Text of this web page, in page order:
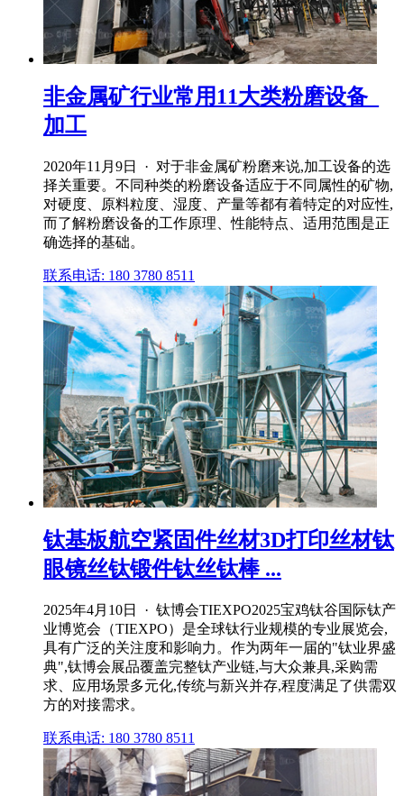
非金属矿行业常用11大类粉磨设备_
加工
2020年11月9日 · 对于非金属矿粉磨来说,加工设备的选
择关重要。不同种类的粉磨设备适应于不同属性的矿物,
对硬度、原料粒度、湿度、产量等都有着特定的对应性,
而了解粉磨设备的工作原理、性能特点、适用范围是正
确选择的基础。
联系电话: 180 3780 8511
钛基板航空紧固件丝材3D打印丝材钛
眼镜丝钛锻件钛丝钛棒 ...
2025年4月10日 · 钛博会TIEXPO2025宝鸡钛谷国际钛产
业博览会（TIEXPO）是全球钛行业规模的专业展览会,
具有广泛的关注度和影响力。作为两年一届的"钛业界盛
典",钛博会展品覆盖完整钛产业链,与大众兼具,采购需
求、应用场景多元化,传统与新兴并存,程度满足了供需双
方的对接需求。
联系电话: 180 3780 8511